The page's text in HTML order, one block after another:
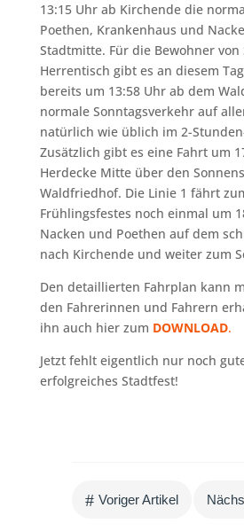
13:15 Uhr ab Kirchende die
Poethen, Krankenhaus und
Stadtmitte. Für die Bewohner
Herrentisch gibt es an diesem
bereits um 13:58 Uhr ab dem
normale Sonntagsverkehr auf
natürlich wie üblich im 2-
Zusätzlich gibt es eine Fahrt um
Herdecke Mitte über den
Waldfriedhof. Die Linie 1 fährt
Frühlingsfestes noch einmal um
Nacken und Poethen auf dem
nach Kirchende und weiter zum
Den detaillierten Fahrplan kann
den Fahrerinnen und Fahrern
ihn auch hier zum DOWNLOAD.
Jetzt fehlt eigentlich nur noch
erfolgreiches Stadtfest!
# Voriger Artikel